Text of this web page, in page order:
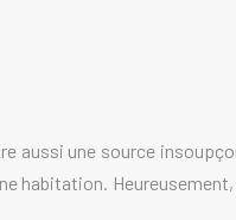
une source
habitation.